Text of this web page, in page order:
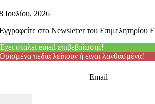
8 Ιουλίου, 2026
Εγγραφείτε στο Newsletter του Επιμελητηρίου
Έχει σταλεί email επιβεβαίωσης!
Ορισμένα πεδία λείπουν ή είναι λανθασμένα!
Email